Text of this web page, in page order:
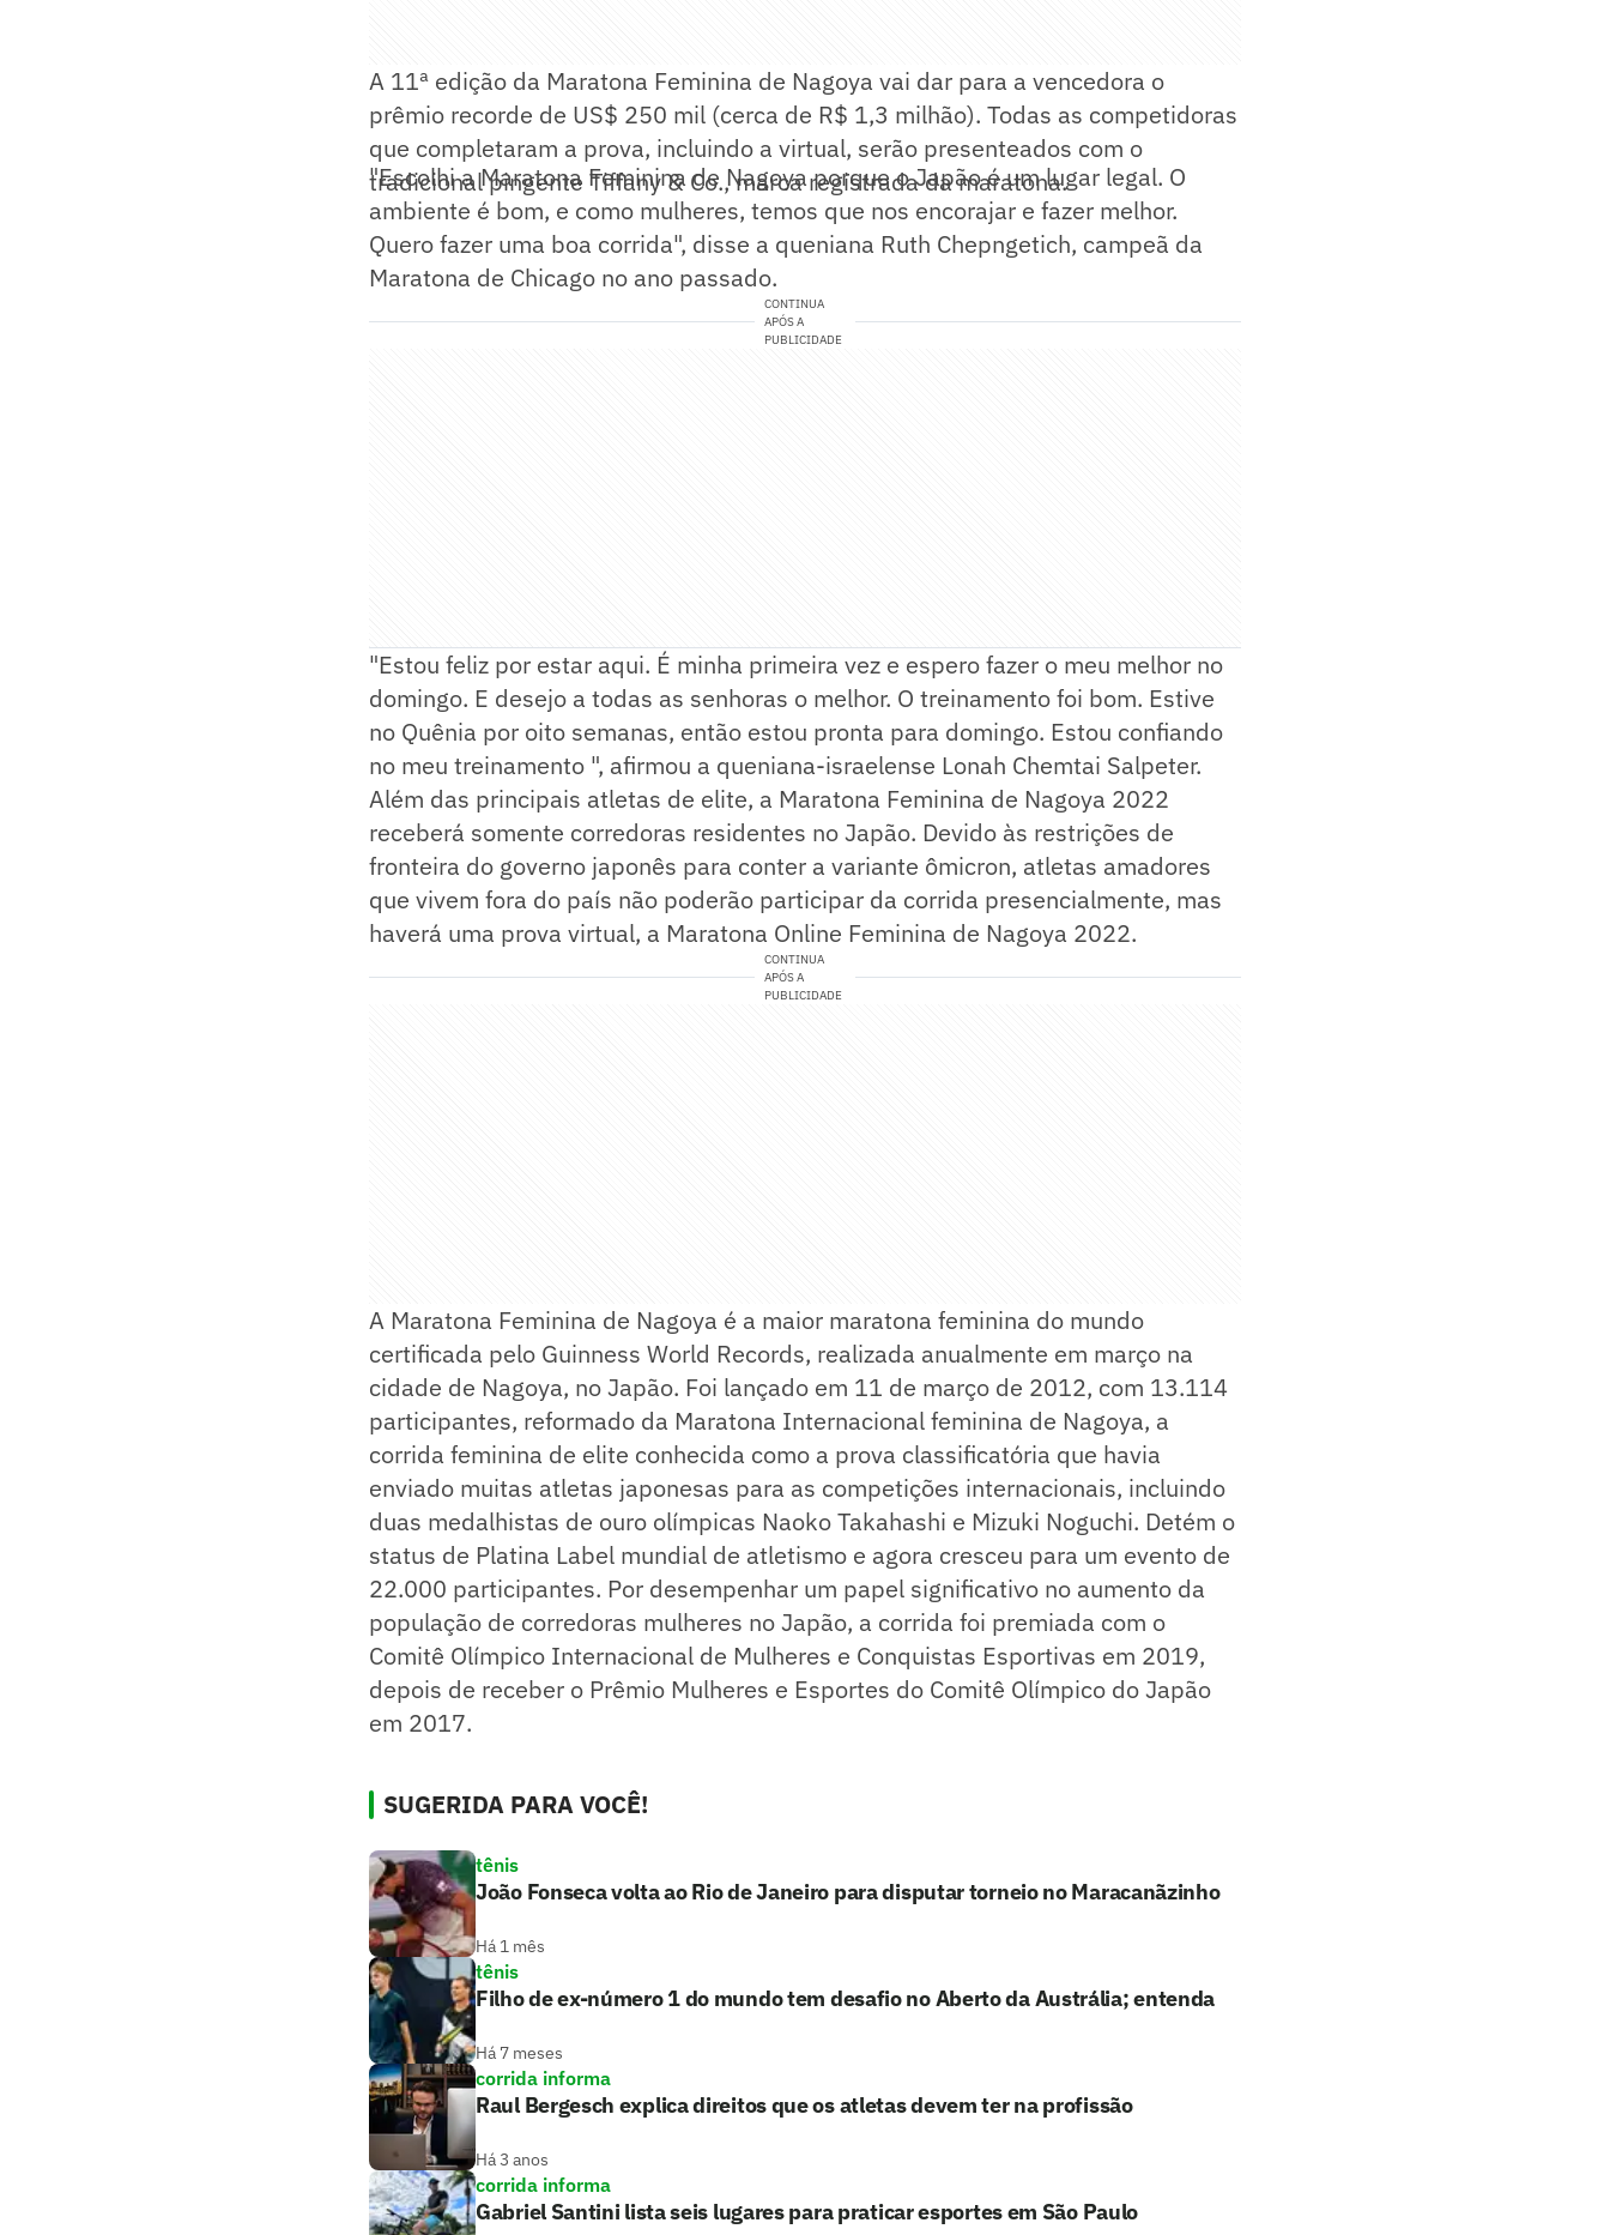
A 11ª edição da Maratona Feminina de Nagoya vai dar para a vencedora o
prêmio recorde de US$ 250 mil (cerca de R$ 1,3 milhão). Todas as competidoras
que completaram a prova, incluindo a virtual, serão presenteados com o
tradicional pingente Tiffany & Co., marca registrada da maratona.
"Escolhi a Maratona Feminina de Nagoya porque o Japão é um lugar legal. O
ambiente é bom, e como mulheres, temos que nos encorajar e fazer melhor.
Quero fazer uma boa corrida", disse a queniana Ruth Chepngetich, campeã da
Maratona de Chicago no ano passado.
CONTINUA
APÓS A
PUBLICIDADE
"Estou feliz por estar aqui. É minha primeira vez e espero fazer o meu melhor no
domingo. E desejo a todas as senhoras o melhor. O treinamento foi bom. Estive
no Quênia por oito semanas, então estou pronta para domingo. Estou confiando
no meu treinamento ", afirmou a queniana-israelense Lonah Chemtai Salpeter.
Além das principais atletas de elite, a Maratona Feminina de Nagoya 2022
receberá somente corredoras residentes no Japão. Devido às restrições de
fronteira do governo japonês para conter a variante ômicron, atletas amadores
que vivem fora do país não poderão participar da corrida presencialmente, mas
haverá uma prova virtual, a Maratona Online Feminina de Nagoya 2022.
CONTINUA
APÓS A
PUBLICIDADE
A Maratona Feminina de Nagoya é a maior maratona feminina do mundo
certificada pelo Guinness World Records, realizada anualmente em março na
cidade de Nagoya, no Japão. Foi lançado em 11 de março de 2012, com 13.114
participantes, reformado da Maratona Internacional feminina de Nagoya, a
corrida feminina de elite conhecida como a prova classificatória que havia
enviado muitas atletas japonesas para as competições internacionais, incluindo
duas medalhistas de ouro olímpicas Naoko Takahashi e Mizuki Noguchi. Detém o
status de Platina Label mundial de atletismo e agora cresceu para um evento de
22.000 participantes. Por desempenhar um papel significativo no aumento da
população de corredoras mulheres no Japão, a corrida foi premiada com o
Comitê Olímpico Internacional de Mulheres e Conquistas Esportivas em 2019,
depois de receber o Prêmio Mulheres e Esportes do Comitê Olímpico do Japão
em 2017.
SUGERIDA PARA VOCÊ!
tênis
João Fonseca volta ao Rio de Janeiro para disputar torneio no Maracanãzinho
Há 1 mês
tênis
Filho de ex-número 1 do mundo tem desafio no Aberto da Austrália; entenda
Há 7 meses
corrida informa
Raul Bergesch explica direitos que os atletas devem ter na profissão
Há 3 anos
corrida informa
Gabriel Santini lista seis lugares para praticar esportes em São Paulo